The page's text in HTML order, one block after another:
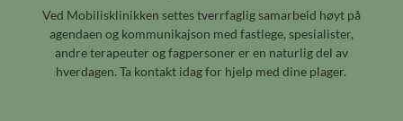
Ved Mobilisklinikken settes tverrfaglig samarbeid høyt på
agendaen og kommunikajson med fastlege, spesialister,
andre terapeuter og fagpersoner er en naturlig del av
hverdagen. Ta kontakt idag for hjelp med dine plager.